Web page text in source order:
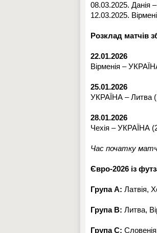
08.03.2025. Данія
12.03.2025.
Розклад матчів
22.01.2026
Вірменія –
25.01.2026
УКРАЇНА – Литва
28.01.2026
Чехія – УКРАЇНА
Час початку
Євро-2026 із
Група А: Латвія,
Група В: Литва,
Група С: